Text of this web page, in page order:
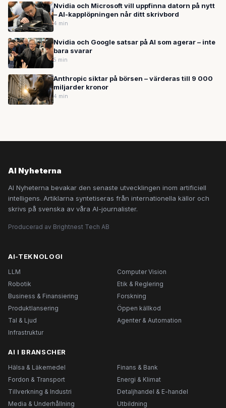
Nvidia och Microsoft vill uppfinna datorn på nytt
– AI-kapplöpningen når ditt skrivbord
4 min
Nvidia och Google satsar på AI som agerar – inte
bara svarar
5 min
Anthropic siktar på börsen – värderas till 9 000
miljarder kronor
4 min
AI Nyheterna
AI Nyheterna bevakar den senaste utvecklingen inom artificiell
intelligens. Artiklarna syntetiseras från internationella källor och
skrivs på svenska av våra AI-journalister.
Producerad av Brightnest Tech AB
AI-TEKNOLOGI
LLM
Computer Vision
Robotik
Etik & Reglering
Business & Finansiering
Forskning
Produktlansering
Öppen källkod
Tal & Ljud
Agenter & Automation
Infrastruktur
AI I BRANSCHER
Hälsa & Läkemedel
Finans & Bank
Fordon & Transport
Energi & Klimat
Tillverkning & Industri
Detaljhandel & E-handel
Media & Underhållning
Utbildning